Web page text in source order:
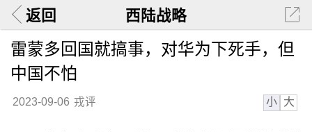
返回 西陆战略
雷蒙多回国就搞事，对华为下死手，但
中国不怕
2023-09-06 戎评 小 大